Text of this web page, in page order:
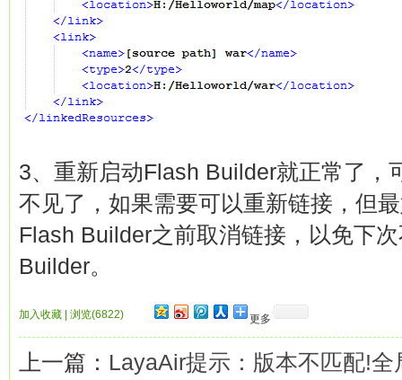
3、重新启动Flash Builder就正常了，
不见了，如果需要可以重新链接，但
Flash Builder之前取消链接，以免下
Builder。
加入收藏 浏览(6822) 更多
上一篇： LayaAir提示：版本不匹配!